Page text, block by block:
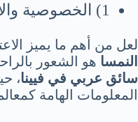
1) الخصوصية والأمان
لعل من أهم ما يميز
النمسا هو الشعور
سائق عربي في فيينا،
المعلومات الهامة